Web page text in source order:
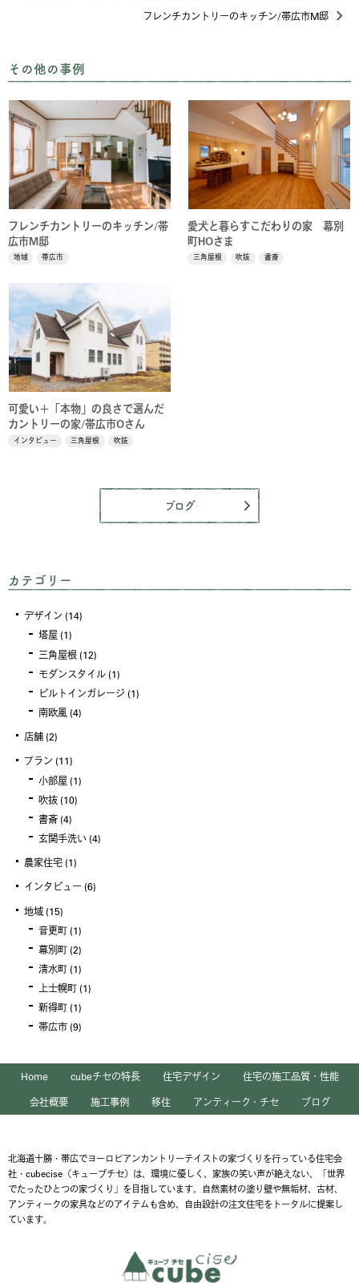
フレンチカントリーのキッチン/帯広市M邸
その他の事例
フレンチカントリーのキッチン/帯
広市M邸
地域 帯広市
愛犬と暮らすこだわりの家 幕別
町HOさま
三角屋根 吹抜 書斎
可愛い＋「本物」の良さで選んだ
カントリーの家/帯広市Oさん
インタビュー 三角屋根 吹抜
ブログ
カテゴリー
デザイン (14)
塔屋 (1)
三角屋根 (12)
モダンスタイル (1)
ビルトインガレージ (1)
南欧風 (4)
店舗 (2)
プラン (11)
小部屋 (1)
吹抜 (10)
書斎 (4)
玄関手洗い (4)
農家住宅 (1)
インタビュー (6)
地域 (15)
音更町 (1)
幕別町 (2)
清水町 (1)
上士幌町 (1)
新得町 (1)
帯広市 (9)
Home cubeチセの特長 住宅デザイン
住宅の施工品質・性能
会社概要
施工事例 移住 アンティーク・チセ ブログ
北海道十勝・帯広でヨーロピアンカントリーテイストの家づくりを行っている住宅会
社・cubecise（キューブチセ）は、環境に優しく、家族の笑い声が絶えない、「世界
でたったひとつの家づくり」を目指しています。自然素材の塗り壁や無垢材、古材、
アンティークの家具などのアイテムも含め、自由設計の注文住宅をトータルに提案し
ています。